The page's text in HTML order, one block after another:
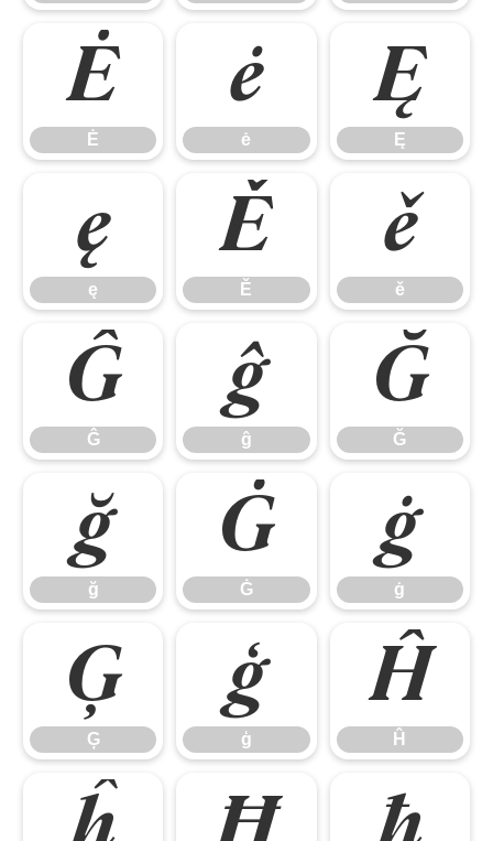
Ė
Ė
ė
ė
Ę
Ę
ę
ę
Ě
Ě
ě
ě
Ĝ
Ĝ
ĝ
ĝ
Ğ
Ğ
ğ
ğ
Ġ
Ġ
ġ
ġ
Ģ
Ģ
ģ
ģ
Ĥ
Ĥ